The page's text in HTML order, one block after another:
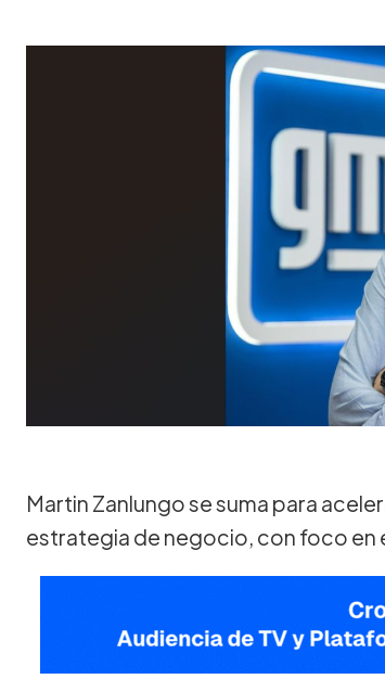
Martin Zanlungo se suma para
estrategia de negocio, con foco en